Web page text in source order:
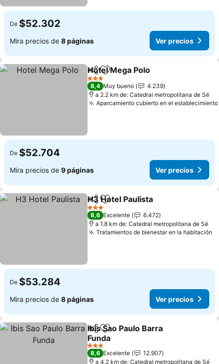
De $52.302
Mira precios de 8 páginas Ver precios
CompartirAgregar a favoritos
Hotel Mega Polo
3 Estrellas
8,4 Muy bueno
4.239
a 2.2 km de: Catedral metropolitana de Sé
Aparcamiento cubierto en el establecimiento
De $52.704
Mira precios de 9 páginas Ver precios
CompartirAgregar a favoritos
H3 Hotel Paulista
3 Estrellas
8,6 Excelente
6.472
a 1.8 km de: Catedral metropolitana de Sé
Tratamientos de bienestar en la habitación
De $53.284
Mira precios de 8 páginas Ver precios
CompartirAgregar a favoritos
Ibis Sao Paulo Barra
Funda
Ver precios
3 Estrellas
8,6 Excelente
12.907
a 4.2 km de: Catedral metropolitana de Sé